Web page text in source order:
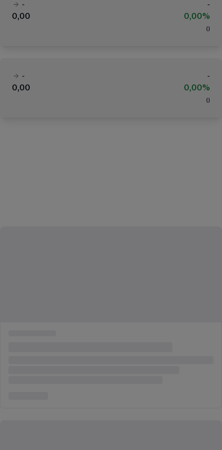
-
-
0,00
0,00%
( )
-
-
0,00
0,00%
( )